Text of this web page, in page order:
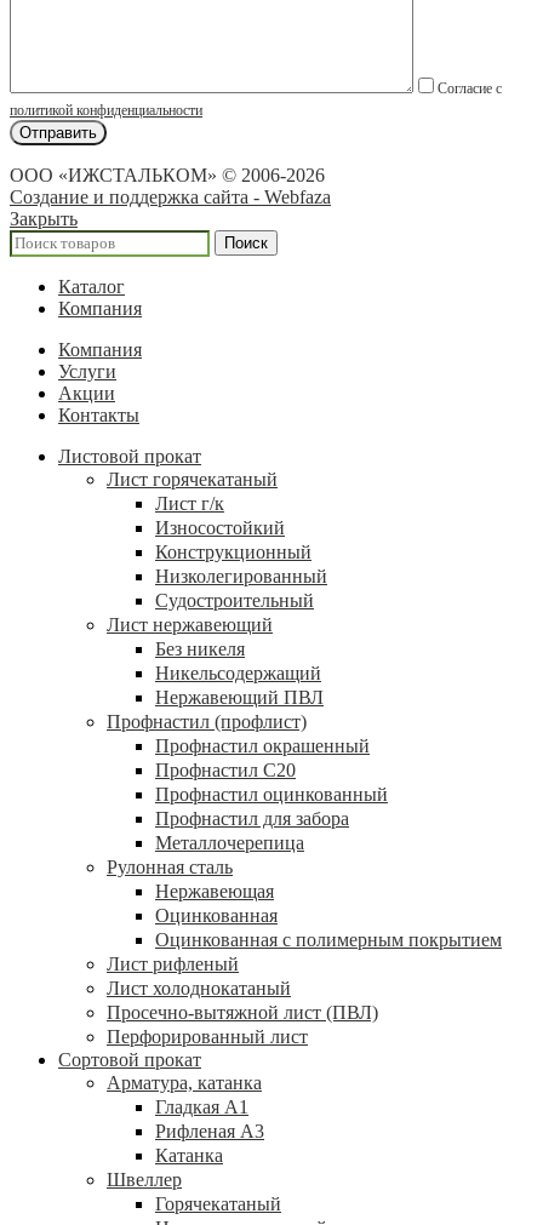
Согласие с
политикой конфиденциальности
ООО «ИЖСТАЛЬКОМ» © 2006-2026
Создание и поддержка сайта - Webfaza
Закрыть
Поиск
Каталог
Компания
Компания
Услуги
Акции
Контакты
Листовой прокат
Лист горячекатаный
Лист г/к
Износостойкий
Конструкционный
Низколегированный
Судостроительный
Лист нержавеющий
Без никеля
Никельсодержащий
Нержавеющий ПВЛ
Профнастил (профлист)
Профнастил окрашенный
Профнастил С20
Профнастил оцинкованный
Профнастил для забора
Металлочерепица
Рулонная сталь
Нержавеющая
Оцинкованная
Оцинкованная с полимерным покрытием
Лист рифленый
Лист холоднокатаный
Просечно-вытяжной лист (ПВЛ)
Перфорированный лист
Сортовой прокат
Арматура, катанка
Гладкая А1
Рифленая А3
Катанка
Швеллер
Горячекатаный